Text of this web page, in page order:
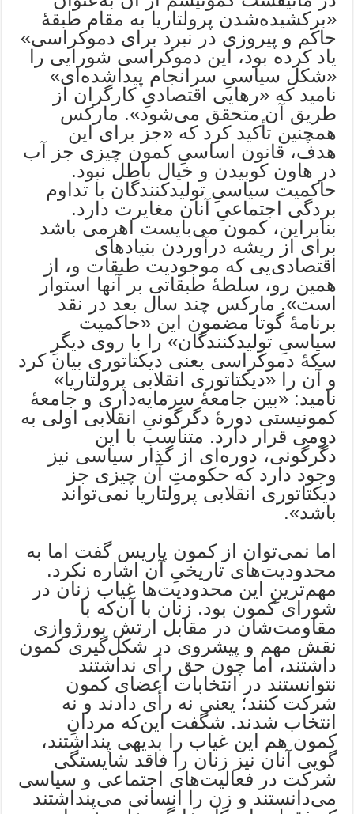
«برکشیده‌شدن پرولتاریا به مقام طبقۀ
حاکم و پیروزی در نبرد برای دموکراسی»
یاد کرده بود، این دموکراسی شورایی را
«شکل سیاسیِ سرانجام پیداشده‌ای»
نامید که «رهایی اقتصادیِ کارگران از
طریق آن متحقق می‌شود». مارکس
همچنین تأکید کرد که «جز برای این
هدف، قانون اساسیِ کمون چیزی جز آب
در هاون کوبیدن و خیال باطل نبود.
حاکمیت سیاسیِ تولیدکنندگان با تداوم
بردگی اجتماعیِ آنان مغایرت دارد.
بنابراین، کمون می‌بایست اهرمی باشد
برای از ریشه درآوردن بنیادهای
اقتصادی‌یی که موجودیت طبقات و، از
همین رو، سلطۀ طبقاتی بر آنها استوار
است». مارکس چند سال بعد در نقد
برنامۀ گوتا مضمون این «حاکمیت
سیاسیِ تولیدکنندگان» را با روی دیگرِ
سکۀ دموکراسی یعنی دیکتاتوری بیان کرد
و آن را «دیکتاتوری انقلابی پرولتاریا»
نامید: «بین جامعۀ سرمایه‌داری و جامعۀ
کمونیستی دورۀ دگرگونیِ انقلابی اولی به
دومی قرار دارد. متناسب با این
دگرگونی، دوره‌ای از گذار سیاسی نیز
وجود دارد که حکومتِ آن چیزی جز
دیکتاتوری انقلابی پرولتاریا نمی‌تواند
باشد».
اما نمی‌توان از کمون پاریس گفت اما به
محدودیت‌های تاریخیِ آن اشاره نکرد.
مهم‌ترینِ این محدودیت‌ها غیاب زنان در
شورای کمون بود. زنان با آن‌که با
مقاومت‌شان در مقابل ارتش بورژوازی
نقش مهم و پیشروی در شکل‌گیری کمون
داشتند، اما چون حق رأی نداشتند
نتوانستند در انتخابات اعضای کمون
شرکت کنند؛ یعنی نه رأی دادند و نه
انتخاب شدند. شگفت این‌که مردانِ
کمون هم این غیاب را بدیهی پنداشتند،
گویی آنان نیز زنان را فاقد شایستگی
شرکت در فعالیت‌های اجتماعی و سیاسی
می‌دانستند و زن را انسانی می‌پنداشتند